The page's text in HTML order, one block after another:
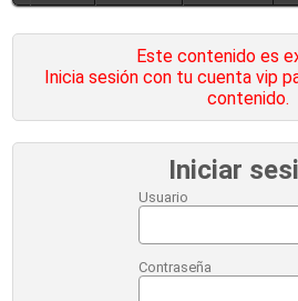
Este contenido es
Inicia sesión con tu cuenta vip
contenido.
Iniciar
Usuario
Contraseña